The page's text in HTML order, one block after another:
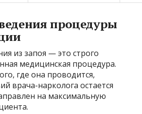
процедуры
из запоя — это строго
медицинская процедура.
где она проводится,
врача-нарколога остается
на максимальную